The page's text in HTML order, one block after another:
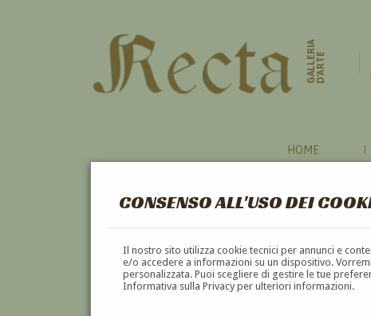
CONSENSO ALL'USO DEI
Il nostro sito utilizza cookie tecnici per annunci e
e/o accedere a informazioni su un dispositivo.
personalizzata. Puoi scegliere di gestire le tue
Informativa sulla Privacy per ulteriori informazioni.
GALLERIAD'ARTE
HOME